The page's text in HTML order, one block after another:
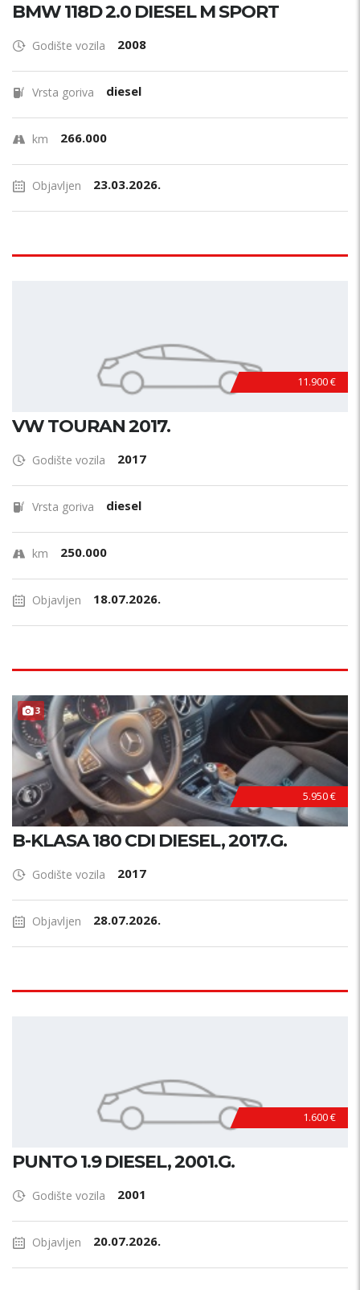
BMW 118D 2.0 DIESEL M SPORT
Godište vozila 2008
Vrsta goriva diesel
km 266.000
Objavljen 23.03.2026.
11.900 €
VW TOURAN 2017.
Godište vozila 2017
Vrsta goriva diesel
km 250.000
Objavljen 18.07.2026.
3
5.950 €
B-KLASA 180 CDI DIESEL, 2017.G.
Godište vozila 2017
Objavljen 28.07.2026.
1.600 €
PUNTO 1.9 DIESEL, 2001.G.
Godište vozila 2001
Objavljen 20.07.2026.